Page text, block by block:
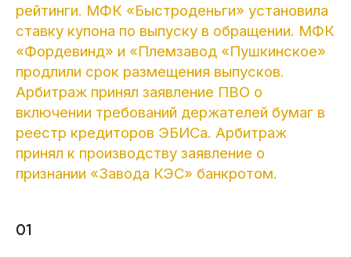
рейтинги. МФК «Быстроденьги» установила
ставку купона по выпуску в обращении. МФК
«Фордевинд» и «Племзавод «Пушкинское»
продлили срок размещения выпусков.
Арбитраж принял заявление ПВО о
включении требований держателей бумаг в
реестр кредиторов ЭБИСа. Арбитраж
принял к производству заявление о
признании «Завода КЭС» банкротом.
01